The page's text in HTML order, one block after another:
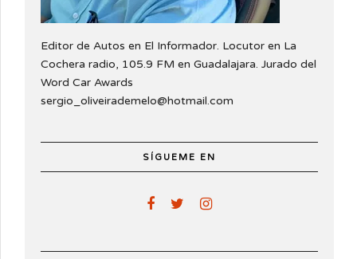
Editor de Autos en El Informador. Locutor en La
Cochera radio, 105.9 FM en Guadalajara. Jurado del
Word Car Awards
sergio_oliveirademelo@hotmail.com
SÍGUEME EN